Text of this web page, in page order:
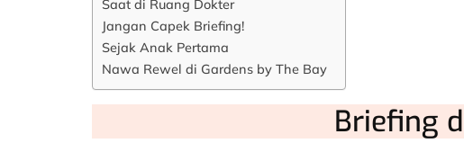
Saat di Ruang Dokter
Jangan Capek Briefing!
Sejak Anak Pertama
Nawa Rewel di Gardens by The Bay
Briefing